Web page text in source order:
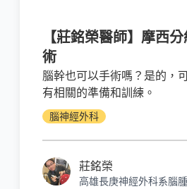
【莊銘榮醫師】摩西
術
腦幹也可以手術嗎？是的，
有相關的準備和訓練。
腦神經外科
莊銘榮
高雄長庚神經外科系腦